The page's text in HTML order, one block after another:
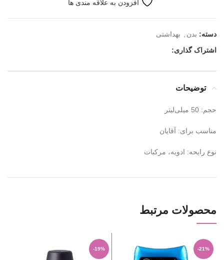
افزودن به علاقه مندی ها
دسته: بدن
بهداشتی
اشتراک گذاری:
توضیحات
حجم: 50 میلی‌لیتر
مناسب برای: آقایان
نوع رایحه: ادویه، مرکبات
محصولات مرتبط
-21%
-19%